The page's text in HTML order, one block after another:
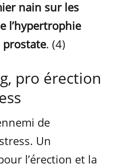
nain sur les
l’hypertrophie
prostate. (4)
pro érection
de
Un
l’érection et la